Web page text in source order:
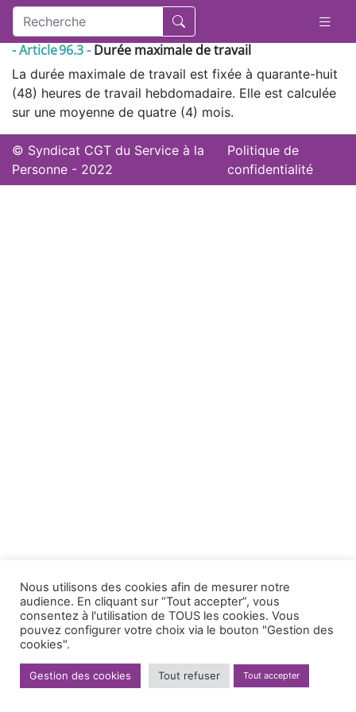
- Article 96.3 -Durée maximale de travail
La durée maximale de travail est fixée à quarante-huit
(48) heures de travail hebdomadaire. Elle est calculée
sur une moyenne de quatre (4) mois.
© Syndicat CGT du Service à la
Personne - 2022
Politique de
confidentialité
Nous utilisons des cookies afin de mesurer notre
audience. En cliquant sur “Tout accepter”, vous
consentez à l'utilisation de TOUS les cookies. Vous
pouvez configurer votre choix via le bouton "Gestion des
cookies".
Gestion des cookies Tout refuser Tout accepter